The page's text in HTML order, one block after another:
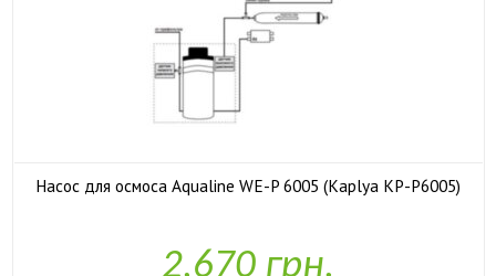
Насос для осмоса Aqualine WE-P 6005 (Kaplya KP-P6005)
2,670 грн.